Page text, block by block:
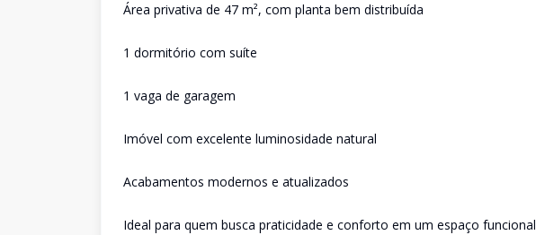
Área privativa de 47 m², com planta bem distribuída
1 dormitório com suíte
1 vaga de garagem
Imóvel com excelente luminosidade natural
Acabamentos modernos e atualizados
Ideal para quem busca praticidade e conforto em um espaço funcional